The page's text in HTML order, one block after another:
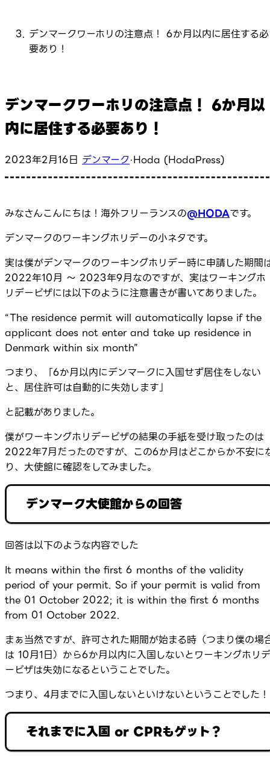
デンマークワーホリの注意点！ 6か月以内に居住する必
要あり！
デンマークワーホリの注意点！ 6か月以
内に居住する必要あり！
2023年2月16日 デンマーク·Hoda (HodaPress)
みなさんこんにちは！海外フリーランスの@HODAです。
デンマークのワーキングホリデーの小ネタです。
実は僕がデンマークのワーキングホリデー時に申請した期間
2022年10月 ～ 2023年9月なのですが、実はワーキングホ
リデービザには以下のように注意書きが書いてありました。
“The residence permit will automatically lapse if the
applicant does not enter and take up residence in
Denmark within six month”
つまり、「6か月以内にデンマークに入国せず居住をしない
と、居住許可は自動的に失効します」
と記載がありました。
僕がワーキングホリデービザの結果の手紙を受け取ったのは
2022年7月だったのですが、この6か月はどこからか不安に
り、大使館に確認をしてみました。
デンマーク大使館からの回答
回答は以下のような内容でした
It means within the first 6 months of the validity
period of your permit. So if your permit is valid from
the 01 October 2022; it is within the first 6 months
from 01 October 2022.
まぁ当然ですが、許可された期間が始まる時（つまり僕の場
は 10月1日）から6か月以内に入国しないとワーキングホリデ
ービザは失効になるということでした。
つまり、4月までに入国しないといけないということでした！
それまでに入国 or CPRもゲット？